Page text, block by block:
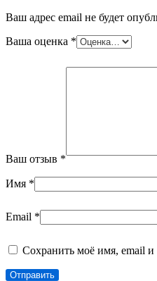
Ваш адрес email не будет
Ваша оценка *
Ваш отзыв *
Имя *
Email *
Сохранить моё имя, email и